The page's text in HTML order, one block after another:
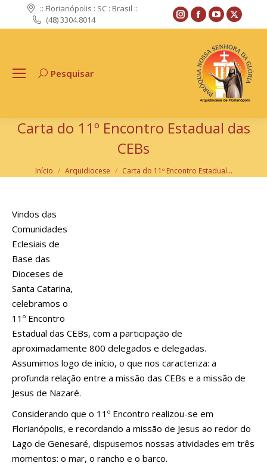
:: Florianópolis : SC : Brasil ::
(48) 3304.8014
Instagram
page
new
window
Facebook
page
opens
in
new
window
YouTube
page
opens
in
new
window
X
page
in
new
Search:Pesquisar
Carta do 11º Encontro Estadual das
CEBs
Você está aqui:
Início Arquidiocese Carta do 11º Encontro Estadual…
Vindos das
Comunidades
Eclesiais de
Base das
Dioceses de
Santa Catarina,
celebramos o
11º Encontro
Estadual das CEBs, com a participação de
aproximadamente 800 delegados e delegadas.
Assumimos logo de início, o que nos caracteriza: a
profunda relação entre a missão das CEBs e a missão de
Jesus de Nazaré.
Considerando que o 11º Encontro realizou-se em
Florianópolis, e recordando a missão de Jesus ao redor do
Lago de Genesaré, dispusemos nossas atividades em três
momentos: o mar, o rancho e o barco.